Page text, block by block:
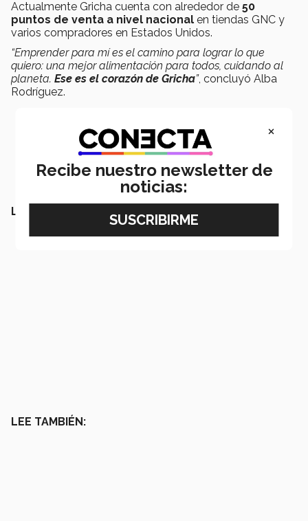
Actualmente Gricha cuenta con alrededor de 50
puntos de venta a nivel nacional en tiendas GNC y
varios compradores en Estados Unidos.
“Emprender para mí es el camino para lograr lo que
quiero: una mejor alimentación para todos, cuidando al
planeta. Ese es el corazón de Gricha”, concluyó Alba
Rodríguez.
LEE TAMBIÉN:
LEE TAMBIÉN:
×
Recibe nuestro newsletter de
noticias: